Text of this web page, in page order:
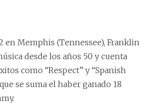
en Memphis (Tennessee), Franklin
desde los años 50 y cuenta
como “Respect” y “Spanish
se suma el haber ganado 18